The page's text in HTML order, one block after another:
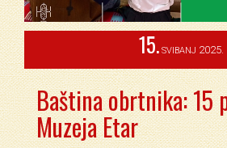
15. SVIBANJ 2025.
Baština obrtnika: 15
Muzeja Etar